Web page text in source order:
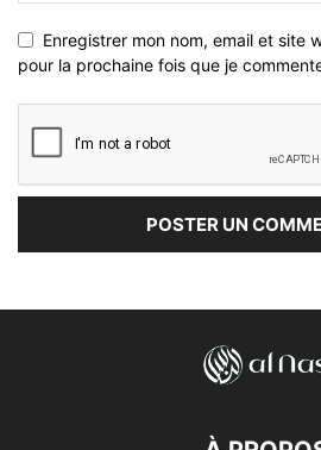
Enregistrer mon nom, email et site
pour la prochaine fois que je